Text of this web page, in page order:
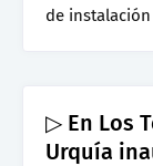
de
▷ En Los
Urquía